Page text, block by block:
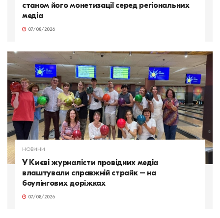
станом його монетизації серед регіональних
медіа
07/08/2026
НОВИНИ
У Києві журналісти провідних медіа
влаштували справжній страйк – на
боулінгових доріжках
07/08/2026